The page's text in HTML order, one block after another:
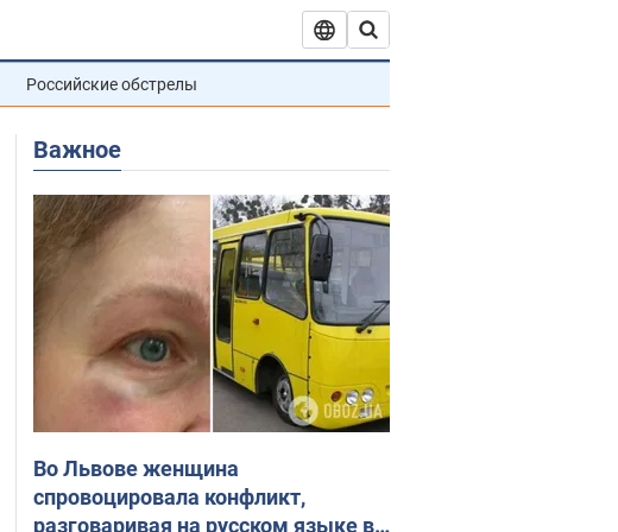
Российские обстрелы
Важное
Во Львове женщина
спровоцировала конфликт,
разговаривая на русском языке в